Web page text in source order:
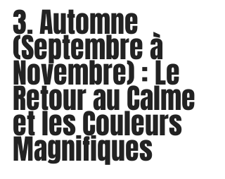
3. Automne
(Septembre à
Novembre) : Le
Retour au Calme
et les Couleurs
Magnifiques